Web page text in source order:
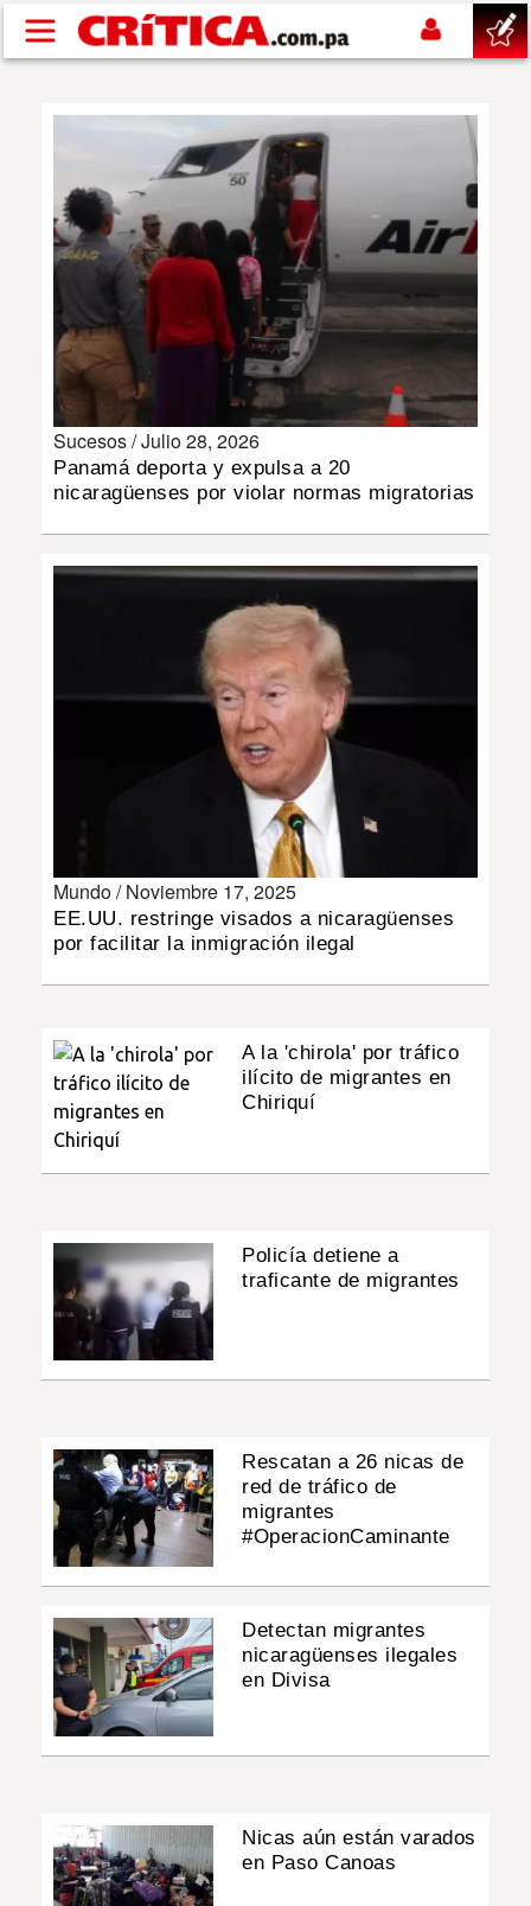
Pasar al contenido principal
NACIONAL
SHOW
DEPORTES
INSÓLITAS
Sucesos /Julio 28, 2026
Panamá deporta y expulsa a 20
nicaragüenses por violar normas migratorias
Mundo /Noviembre 17, 2025
EE.UU. restringe visados a nicaragüenses
por facilitar la inmigración ilegal
A la 'chirola' por tráfico
ilícito de migrantes en
Chiriquí
Policía detiene a
traficante de migrantes
Rescatan a 26 nicas de
red de tráfico de
migrantes
#OperacionCaminante
Detectan migrantes
nicaragüenses ilegales
en Divisa
Nicas aún están varados
en Paso Canoas